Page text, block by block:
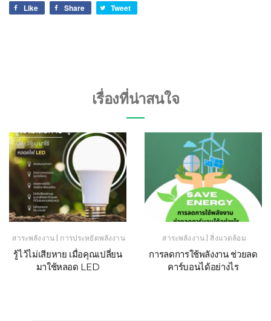
Like Share Tweet
เรื่องที่น่าสนใจ
สาระพลังงาน | การประหยัดพลังงาน
รู้ไว้ไม่เสียหาย เมื่อคุณเปลี่ยน
มาใช้หลอด LED
สาระพลังงาน | สิ่งแวดล้อม
การลดการใช้พลังงาน ช่วยลด
คาร์บอนได้อย่างไร